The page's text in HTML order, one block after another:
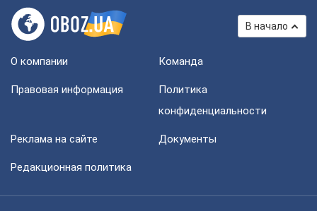
В начало
О компании Команда
Правовая информация
Политика
конфиденциальности
Реклама на сайте Документы
Редакционная политика